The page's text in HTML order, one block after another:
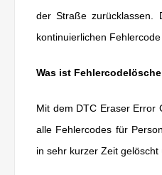
der Straße zurücklassen.
kontinuierlichen
Was ist
Mit dem DTC Eraser Error
alle Fehlercodes für
in sehr kurzer Zeit gelöscht